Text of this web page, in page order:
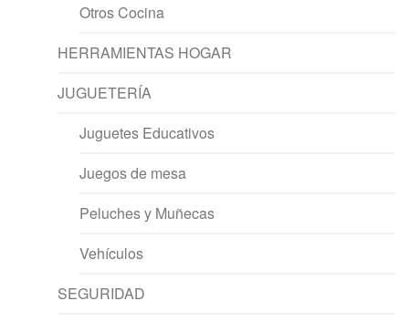
Otros Cocina
HERRAMIENTAS HOGAR
JUGUETERÍA
Juguetes Educativos
Juegos de mesa
Peluches y Muñecas
Vehículos
SEGURIDAD